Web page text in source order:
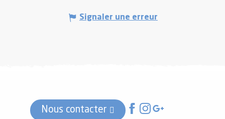
Signaler une erreur
Nous contacter